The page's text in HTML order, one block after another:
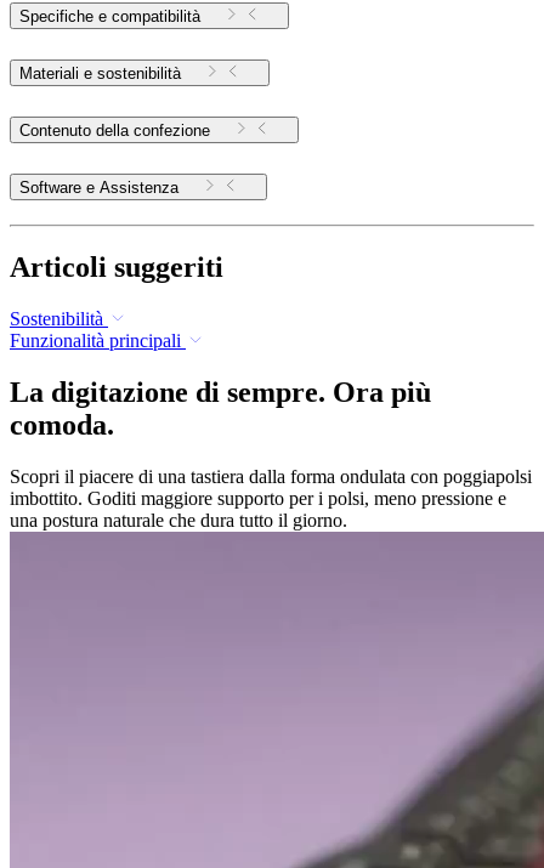
Specifiche e compatibilità
Materiali e sostenibilità
Contenuto della confezione
Software e Assistenza
Articoli suggeriti
Sostenibilità
Funzionalità principali
La digitazione di sempre. Ora più
comoda.
Scopri il piacere di una tastiera dalla forma ondulata con poggiapolsi
imbottito. Goditi maggiore supporto per i polsi, meno pressione e
una postura naturale che dura tutto il giorno.